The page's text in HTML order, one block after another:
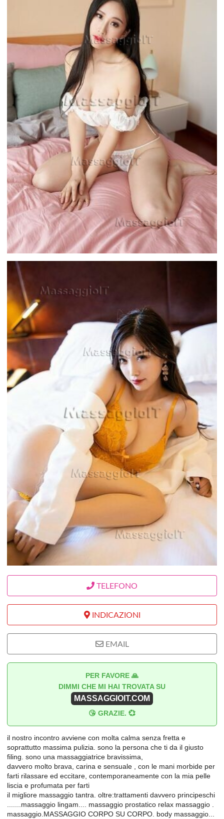
TELEFONO
INDICAZIONI
EMAIL
PER FAVORE 🙏
DIMMI CHE MI HAI TROVATA SU
MASSAGGIOIT.COM
😘 GRAZIE. 💞
il nostro incontro avviene con molta calma senza fretta e
soprattutto massima pulizia. sono la persona che ti da il giusto
filing. sono una massaggiatrice bravissima,
davvero molto brava, carina e sensuale , con le mani morbide per
farti rilassare ed eccitare, contemporaneamente con la mia pelle
liscia e profumata per farti
il migliore massaggio tantra. oltre:trattamenti davvero principeschi
.......massaggio lingam.... massaggio prostatico relax massaggio .
massaggio.MASSAGGIO CORPO SU CORPO. body massaggio...